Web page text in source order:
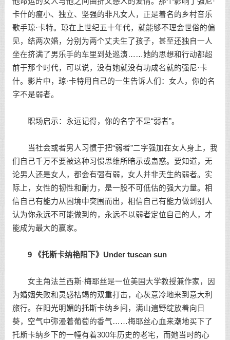
卡什的瘦小、独立、坚强的非凡女人，正是着名的乡村音乐
歌手琼·卡特。琼在上世纪五十年代，就能够不理会世俗的偏
见，结两次婚，分别为两个丈夫生了孩子，甚至还独自一人
坐在挤满了男乐手的车里到处巡演……她的思想和行动都超
前于那个时代，可以说，没有她就没有功成名就的强尼·卡
什。影片中，琼·卡特用自己的一生告诉人们：女人，你的名
字不是弱者。
职场启示：永远记得，你的名字不是“弱者”。
当社会或者男人习惯于把“弱者”二字强加在女人身上，我
们自己千万不要被这种习惯思维所暗示或蛊惑。要知道，无
论男人还是女人，都会有强有弱，女人并非天生的弱者。实
际上，女性的韧性和耐力，是一股不可低估的强大力量。相
信自己有能力从困境中突围而出，相信自己有能力做到别人
认为你永远不可能做到的，永远不以弱者定位自己的人，才
能成为最大的赢家。
9 《托斯卡纳艳阳下》Under tuscan sun
女主角法兰西斯·梅耶丝是一位美国大学教授兼作家，因
为婚姻失败和灵感枯竭的双重打击，心灰意冷地来到意大利
旅行。在阳光明媚的托斯卡纳乡间，满山遍野绽放着向日
葵，空气中弥漫着葡萄的香气……梅耶丝心血来潮地买下了
托斯卡纳乡下的一幢有着300年历史的老宅，而她当时的心